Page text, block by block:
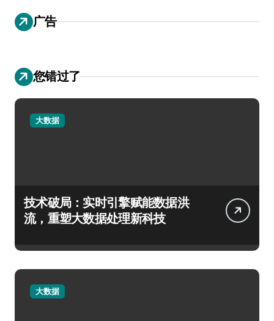
广告
您错过了
大数据
技术破局：实时引擎赋能数据洪
流，重塑大数据处理新科技
大数据